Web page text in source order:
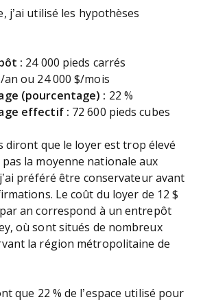
j’ai utilisé les hypothèses
: 24 000 pieds carrés
an ou 24 000 $/mois
(pourcentage) : 22 %
effectif : 72 600 pieds cubes
diront que le loyer est trop élevé
la moyenne nationale aux
préféré être conservateur avant
Le coût du loyer de 12 $
an correspond à un entrepôt
où sont situés de nombreux
la région métropolitaine de
que 22 % de l’espace utilisé pour